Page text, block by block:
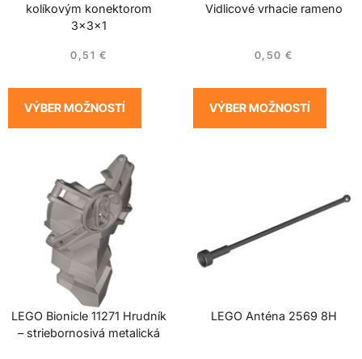
kolíkovým konektorom
3x3x1
0,51 €
VÝBER MOŽNOSTÍ
Vidlicové vrhacie rameno
0,50 €
VÝBER MOŽNOSTÍ
LEGO Bionicle 11271 Hrudník
– striebornosivá metalická
LEGO Anténa 2569 8H